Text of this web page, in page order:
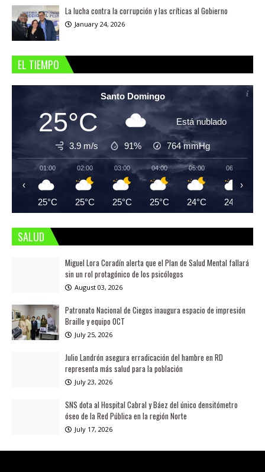
La lucha contra la corrupción y las críticas al Gobierno
January 24, 2026
EL TIEMPO
Santo Domingo
25°C Está nublado
3.9 m/s 91% 764mmHg
01:00
25°C
02:00
25°C
03:00
25°C
04:00
25°C
05:00
24°C
06:00
24°C
‹ ›
SALUD
Miguel Lora Coradín alerta que el Plan de Salud Mental fallará
sin un rol protagónico de los psicólogos
August 03, 2026
Patronato Nacional de Ciegos inaugura espacio de impresión
Braille y equipo OCT
July 25, 2026
Julio Landrón asegura erradicación del hambre en RD
representa más salud para la población
July 23, 2026
SNS dota al Hospital Cabral y Báez del único densitómetro
óseo de la Red Pública en la región Norte
July 17, 2026